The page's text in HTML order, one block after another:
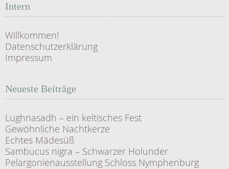
Intern
Willkommen!
Datenschutzerklärung
Impressum
Neueste Beiträge
Lughnasadh – ein keltisches Fest
Gewöhnliche Nachtkerze
Echtes Mädesüß
Sambucus nigra – Schwarzer Holunder
Pelargonienausstellung Schloss Nymphenburg